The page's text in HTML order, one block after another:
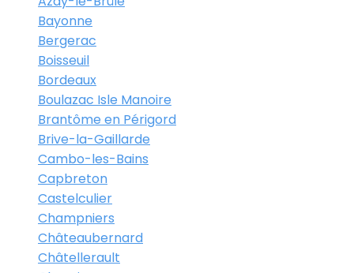
Bayonne
Bergerac
Boisseuil
Bordeaux
Boulazac Isle Manoire
Brantôme en Périgord
Brive-la-Gaillarde
Cambo-les-Bains
Capbreton
Castelculier
Champniers
Châteaubernard
Châtellerault